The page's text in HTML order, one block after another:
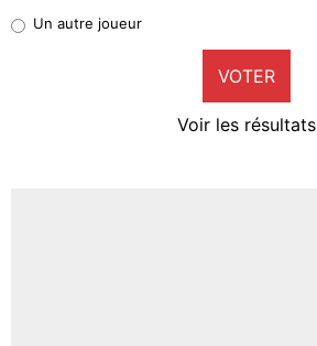
9%
Un autre joueur
VOTER
Voir les résultats